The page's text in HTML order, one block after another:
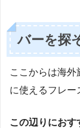
バーを探
ここからは海
に使えるフレー
この辺りにおす